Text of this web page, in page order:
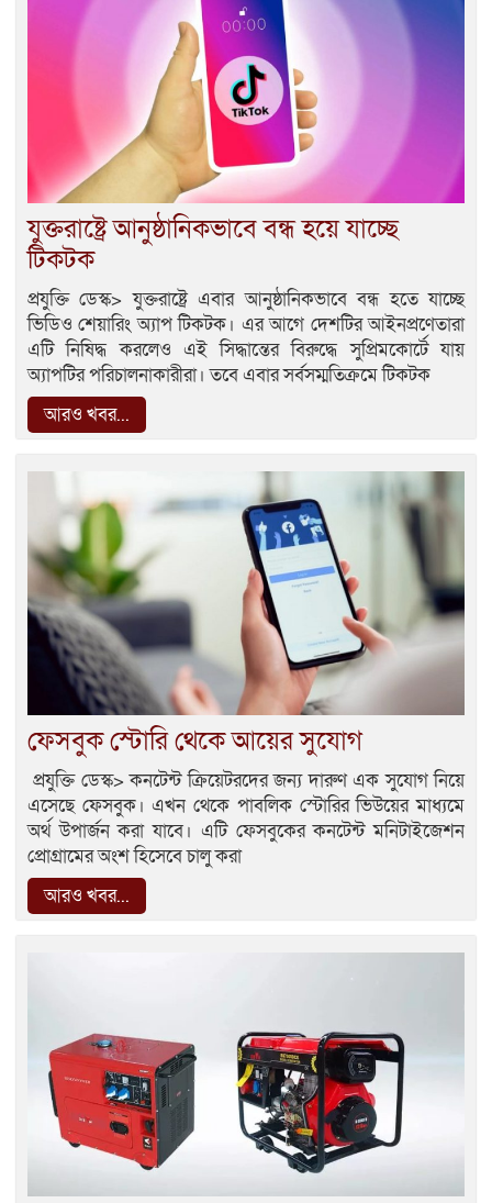
যুক্তরাষ্ট্রে আনুষ্ঠানিকভাবে বন্ধ হয়ে যাচ্ছে
টিকটক
প্রযুক্তি ডেস্ক> যুক্তরাষ্ট্রে এবার আনুষ্ঠানিকভাবে বন্ধ হতে যাচ্ছে
ভিডিও শেয়ারিং অ্যাপ টিকটক। এর আগে দেশটির আইনপ্রণেতারা
এটি নিষিদ্ধ করলেও এই সিদ্ধান্তের বিরুদ্ধে সুপ্রিমকোর্টে যায়
অ্যাপটির পরিচালনাকারীরা। তবে এবার সর্বসম্মতিক্রমে টিকটক
আরও খবর...
ফেসবুক স্টোরি থেকে আয়ের সুযোগ
প্রযুক্তি ডেস্ক> কনটেন্ট ক্রিয়েটরদের জন্য দারুণ এক সুযোগ নিয়ে
এসেছে ফেসবুক। এখন থেকে পাবলিক স্টোরির ভিউয়ের মাধ্যমে
অর্থ উপার্জন করা যাবে। এটি ফেসবুকের কনটেন্ট মনিটাইজেশন
প্রোগ্রামের অংশ হিসেবে চালু করা
আরও খবর...